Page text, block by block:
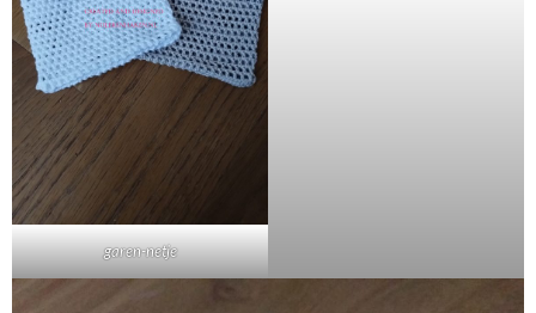
garen-netje